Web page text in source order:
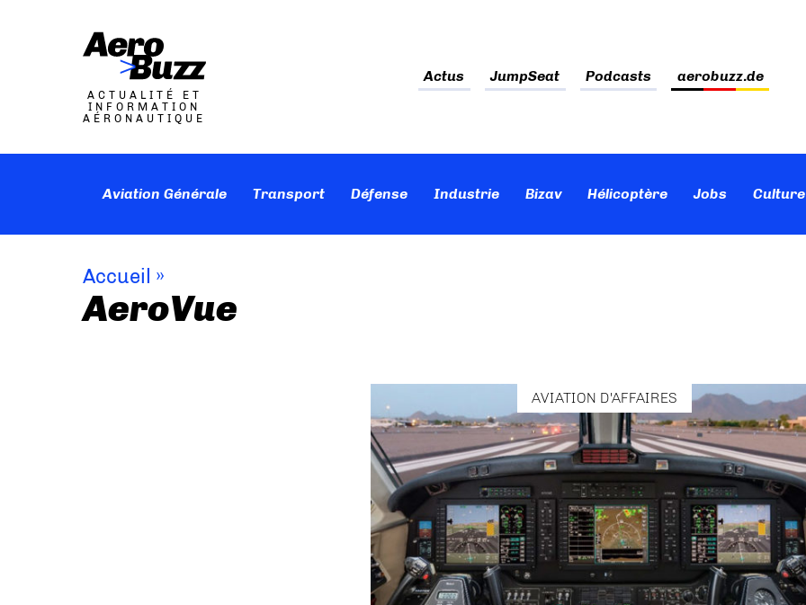
ACTUALITÉ ET
INFORMATION
AÉRONAUTIQUE
Actus JumpSeat Podcasts aerobuzz.de
Aviation Générale Transport Défense Industrie Bizav Hélicoptère Jobs
Accueil »
AeroVue
AVIATION D'AFFAIRES